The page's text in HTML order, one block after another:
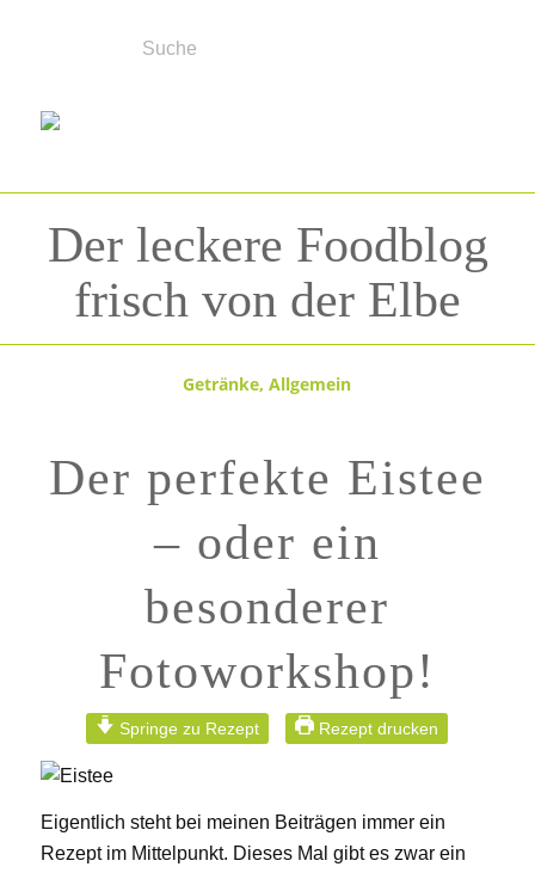
Der leckere Foodblog
frisch von der Elbe
Getränke,Allgemein
Der perfekte Eistee
– oder ein
besonderer
Fotoworkshop!
Springe zu Rezept Rezept drucken
Eigentlich steht bei meinen Beiträgen immer ein
Rezept im Mittelpunkt. Dieses Mal gibt es zwar ein